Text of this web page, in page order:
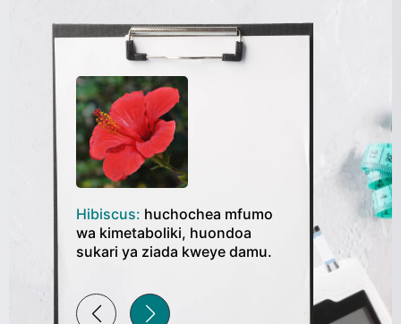
Hibiscus: huchochea mfumo
wa kimetaboliki, huondoa
sukari ya ziada kweye damu.
Fenugreek
mwitikio wa
viwango vya